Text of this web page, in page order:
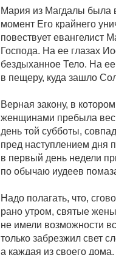
Мария из Магдалы была
момент Его крайнего
повествует евангелист
Господа. На ее глазах
бездыханное Тело. На
в пещеру, куда зашло
Верная закону, в
женщинами пребыла
день той субботы,
пред наступлением дня
в первый день недели
по обычаю иудеев
Надо полагать, что,
рано утром, святые
не имели возможности
только забрезжил свет
а каждая из своего дома.